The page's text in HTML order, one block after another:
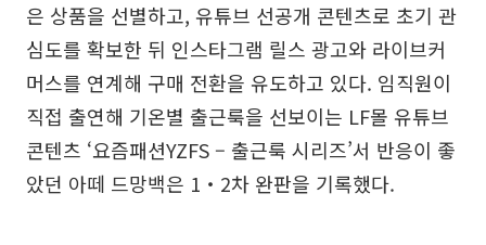
은 상품을 선별하고, 유튜브 선공개 콘텐츠로 초기 관
심도를 확보한 뒤 인스타그램 릴스 광고와 라이브커
머스를 연계해 구매 전환을 유도하고 있다. 임직원이
직접 출연해 기온별 출근룩을 선보이는 LF몰 유튜브
콘텐츠 ‘요즘패션YZFS – 출근룩 시리즈’서 반응이 좋
았던 아떼 드망백은 1‧2차 완판을 기록했다.